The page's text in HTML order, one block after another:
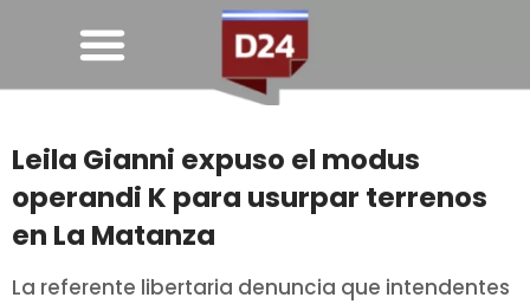
Leila Gianni expuso el modus
operandi K para usurpar terrenos
en La Matanza
La referente libertaria denuncia que intendentes